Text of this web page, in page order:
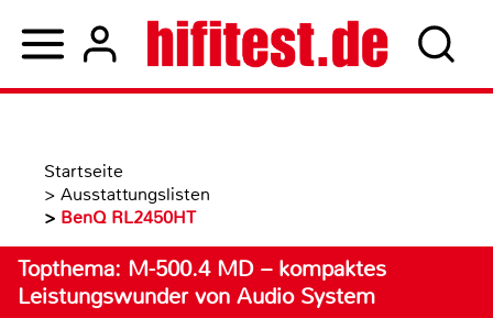
Startseite
> Ausstattungslisten
> BenQ RL2450HT
Topthema: M-500.4 MD – kompaktes
Leistungswunder von Audio System